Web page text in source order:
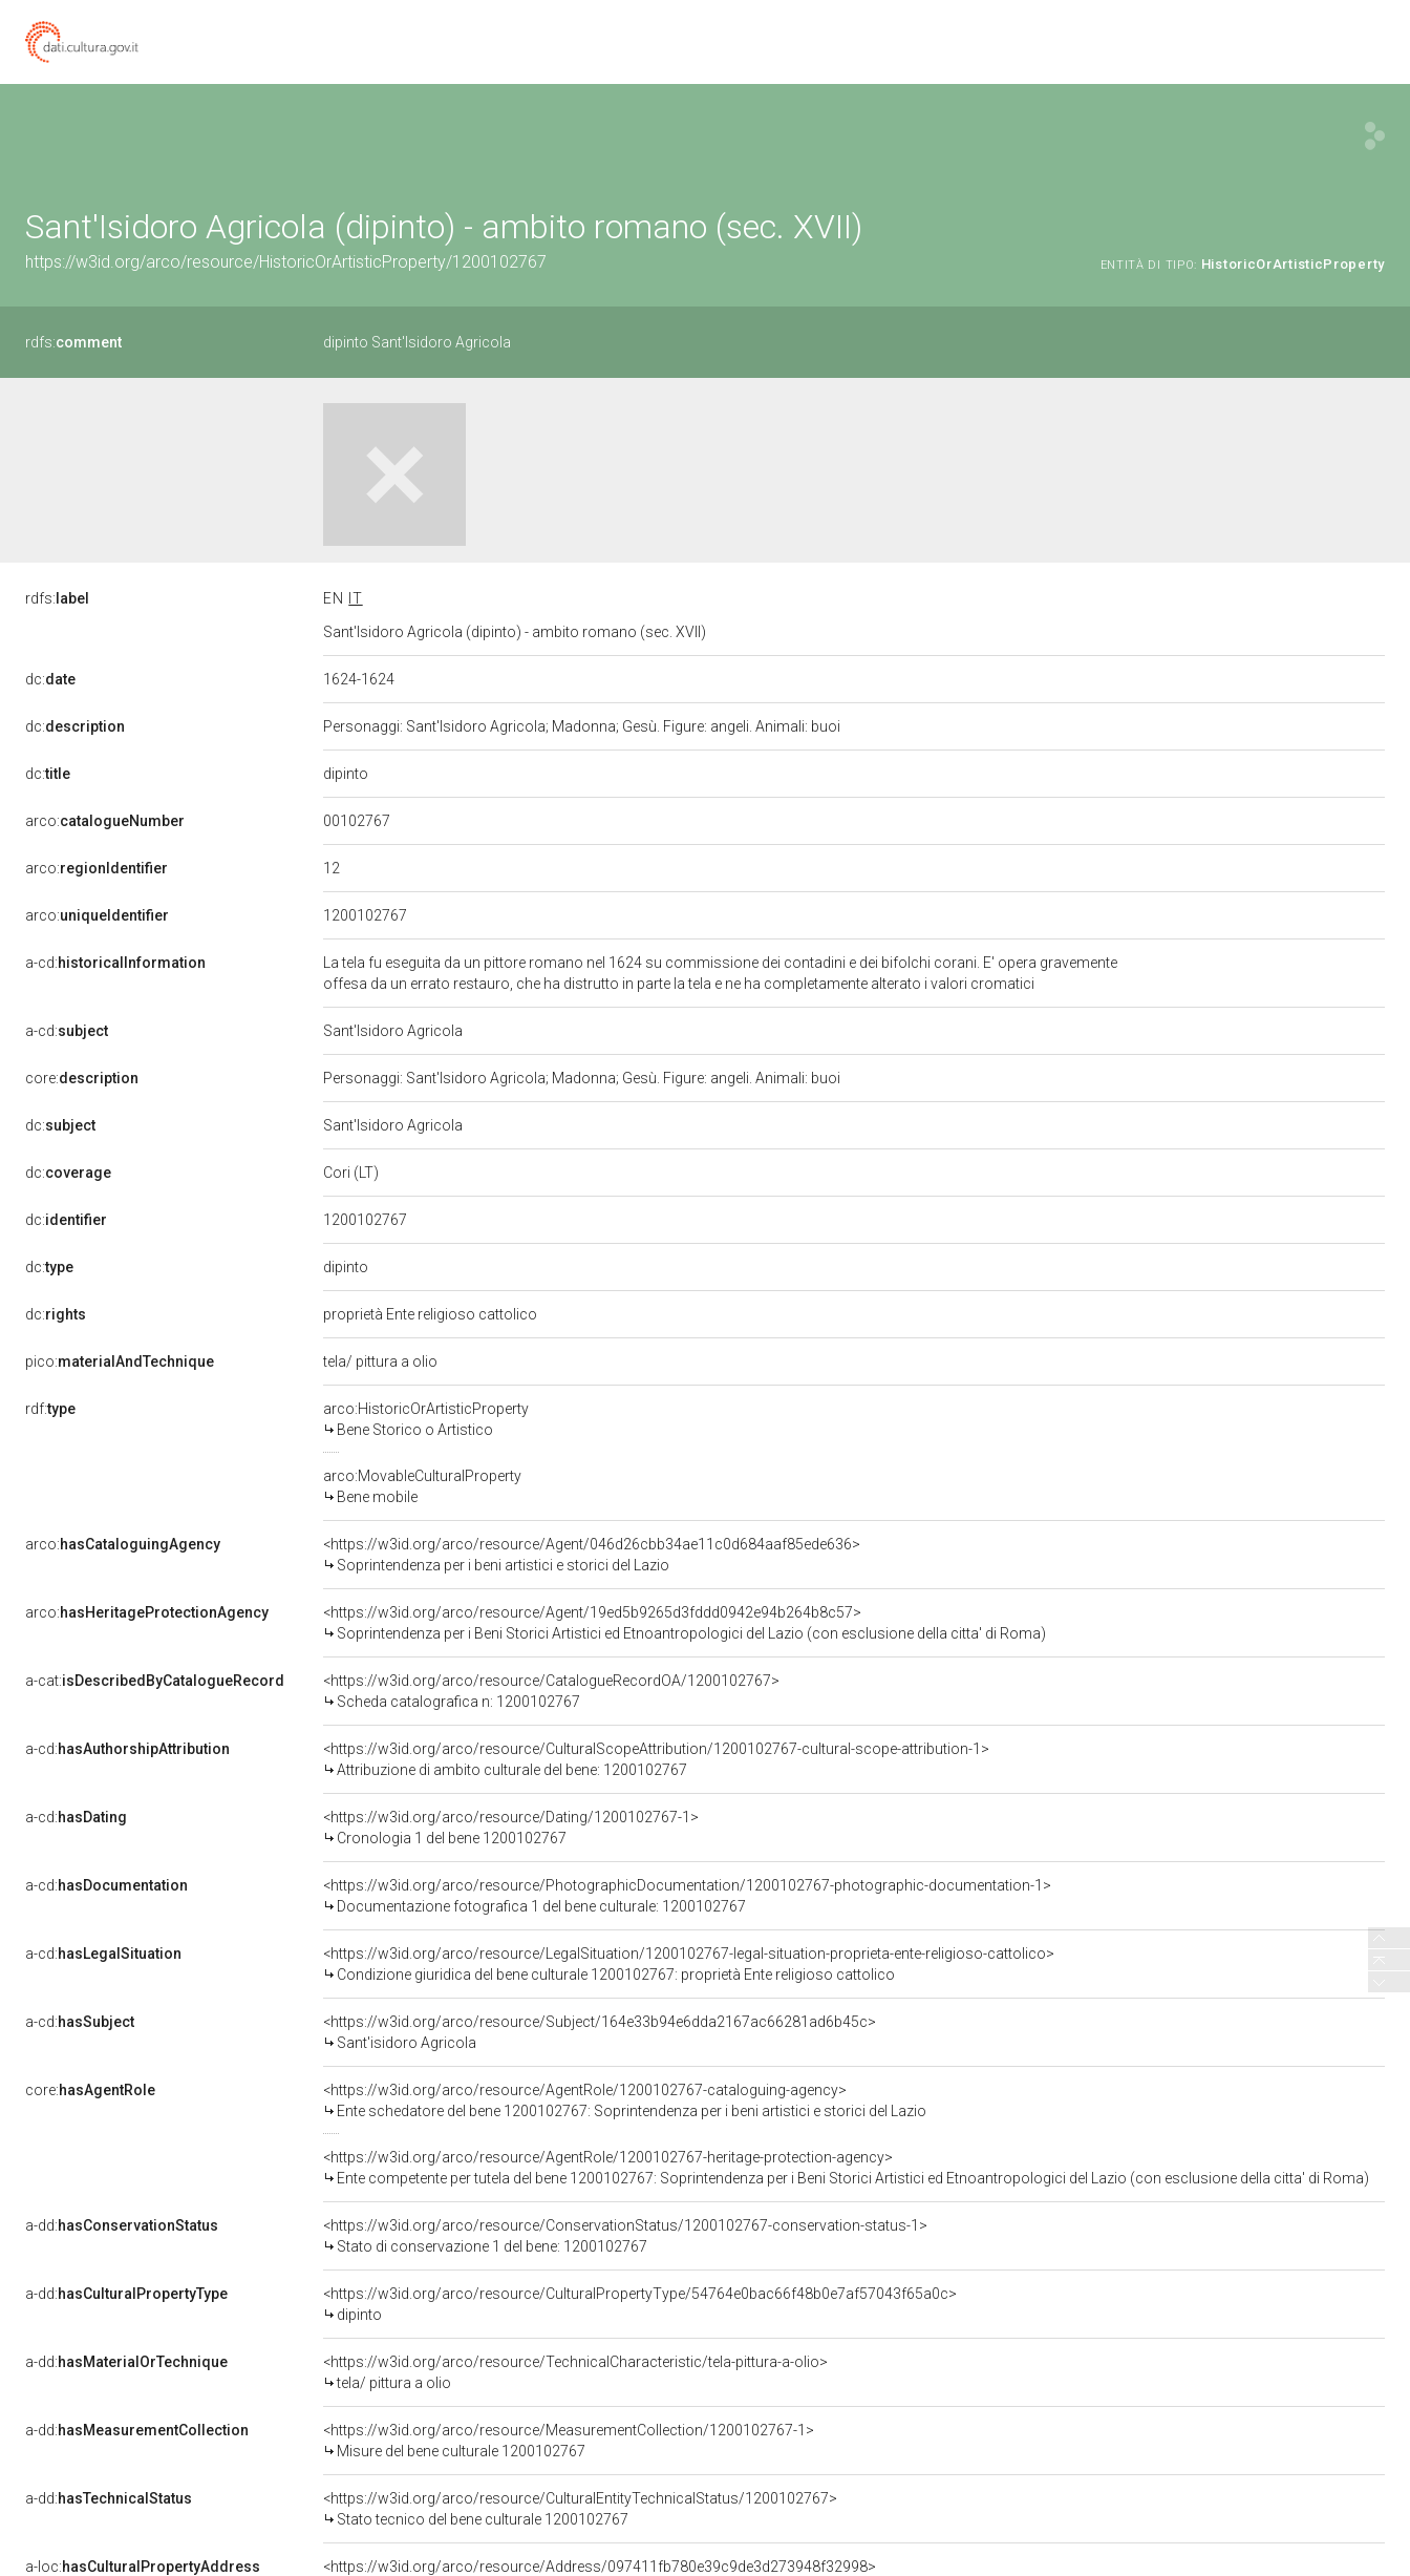
Sant'Isidoro Agricola (dipinto) - ambito romano (sec. XVII)
https://w3id.org/arco/resource/HistoricOrArtisticProperty/1200102767 ENTITÀ DI TIPO: HistoricOrArtisticProperty
rdfs:comment dipinto Sant'Isidoro Agricola
rdfs: label EN
IT
Sant'Isidoro Agricola (dipinto) - ambito romano (sec. XVII)
dc:date 1624-1624
dc:description Personaggi: Sant'Isidoro Agricola; Madonna; Gesù. Figure: angeli. Animali: buoi
dc:title dipinto
arco:catalogueNumber 00102767
arco:regionIdentifier 12
arco:uniqueIdentifier 1200102767
a-cd:historicalInformation
La tela fu eseguita da un pittore romano nel 1624 su commissione dei contadini e dei bifolchi corani. E' opera gravemente
offesa da un errato restauro, che ha distrutto in parte la tela e ne ha completamente alterato i valori cromatici
a-cd:subject Sant'Isidoro Agricola
core:description Personaggi: Sant'Isidoro Agricola; Madonna; Gesù. Figure: angeli. Animali: buoi
dc:subject Sant'Isidoro Agricola
dc:coverage Cori (LT)
dc:identifier 1200102767
dc:type dipinto
dc:rights proprietà Ente religioso cattolico
pico:materialAndTechnique tela/ pittura a olio
rdf:type
arco:HistoricOrArtisticProperty
Bene Storico o Artistico
arco:MovableCulturalProperty
Bene mobile
arco:hasCataloguingAgency
<https://w3id.org/arco/resource/Agent/046d26cbb34ae11c0d684aaf85ede636>
Soprintendenza per i beni artistici e storici del Lazio
arco:hasHeritageProtectionAgency
<https://w3id.org/arco/resource/Agent/19ed5b9265d3fddd0942e94b264b8c57>
Soprintendenza per i Beni Storici Artistici ed Etnoantropologici del Lazio (con esclusione della citta' di Roma)
a-cat:isDescribedByCatalogueRecord
<https://w3id.org/arco/resource/CatalogueRecordOA/1200102767>
Scheda catalografica n: 1200102767
a-cd:hasAuthorshipAttribution
<https://w3id.org/arco/resource/CulturalScopeAttribution/1200102767-cultural-scope-attribution-1>
Attribuzione di ambito culturale del bene: 1200102767
a-cd:hasDating
<https://w3id.org/arco/resource/Dating/1200102767-1>
Cronologia 1 del bene 1200102767
a-cd:hasDocumentation
<https://w3id.org/arco/resource/PhotographicDocumentation/1200102767-photographic-documentation-1>
Documentazione fotografica 1 del bene culturale: 1200102767
a-cd:hasLegalSituation
<https://w3id.org/arco/resource/LegalSituation/1200102767-legal-situation-proprieta-ente-religioso-cattolico>
Condizione giuridica del bene culturale 1200102767: proprietà Ente religioso cattolico
a-cd:hasSubject
<https://w3id.org/arco/resource/Subject/164e33b94e6dda2167ac66281ad6b45c>
Sant'isidoro Agricola
core:hasAgentRole
<https://w3id.org/arco/resource/AgentRole/1200102767-cataloguing-agency>
Ente schedatore del bene 1200102767: Soprintendenza per i beni artistici e storici del Lazio
<https://w3id.org/arco/resource/AgentRole/1200102767-heritage-protection-agency>
Ente competente per tutela del bene 1200102767: Soprintendenza per i Beni Storici Artistici ed Etnoantropologici del Lazio (con esclusione della citta' di Roma)
a-dd:hasConservationStatus
<https://w3id.org/arco/resource/ConservationStatus/1200102767-conservation-status-1>
Stato di conservazione 1 del bene: 1200102767
a-dd:hasCulturalPropertyType
<https://w3id.org/arco/resource/CulturalPropertyType/54764e0bac66f48b0e7af57043f65a0c>
dipinto
a-dd:hasMaterialOrTechnique
<https://w3id.org/arco/resource/TechnicalCharacteristic/tela-pittura-a-olio>
tela/ pittura a olio
a-dd:hasMeasurementCollection
<https://w3id.org/arco/resource/MeasurementCollection/1200102767-1>
Misure del bene culturale 1200102767
a-dd:hasTechnicalStatus
<https://w3id.org/arco/resource/CulturalEntityTechnicalStatus/1200102767>
Stato tecnico del bene culturale 1200102767
a-loc:hasCulturalPropertyAddress
<https://w3id.org/arco/resource/Address/097411fb780e39c9de3d273948f32998>